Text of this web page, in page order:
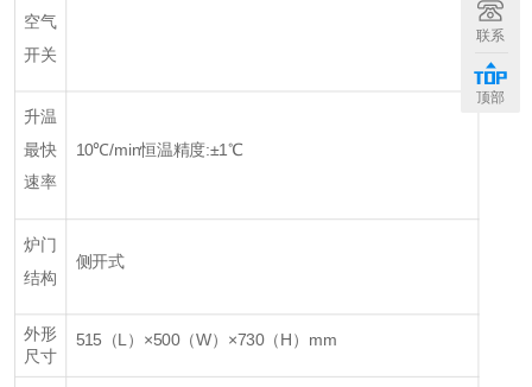
空气
开关
升温
最快
速率
10℃/min恒温精度:±1℃
炉门
结构
侧开式
外形
尺寸
515（L）×500（W）×730（H）mm
联系
顶部